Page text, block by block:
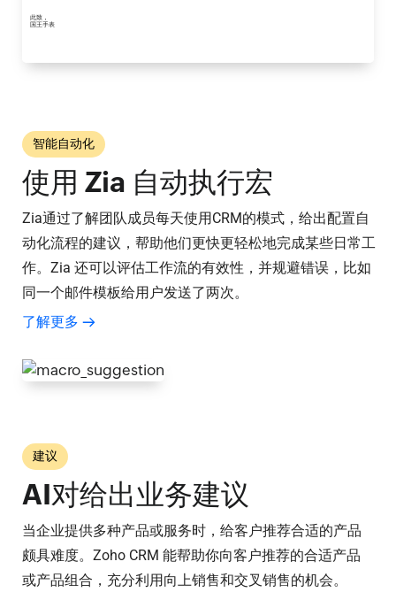
智能自动化
使用 Zia 自动执行宏
Zia通过了解团队成员每天使用CRM的模式，给出配置自
动化流程的建议，帮助他们更快更轻松地完成某些日常工
作。Zia 还可以评估工作流的有效性，并规避错误，比如
同一个邮件模板给用户发送了两次。
了解更多
建议
AI对给出业务建议
当企业提供多种产品或服务时，给客户推荐合适的产品
颇具难度。Zoho CRM 能帮助你向客户推荐的合适产品
或产品组合，充分利用向上销售和交叉销售的机会。